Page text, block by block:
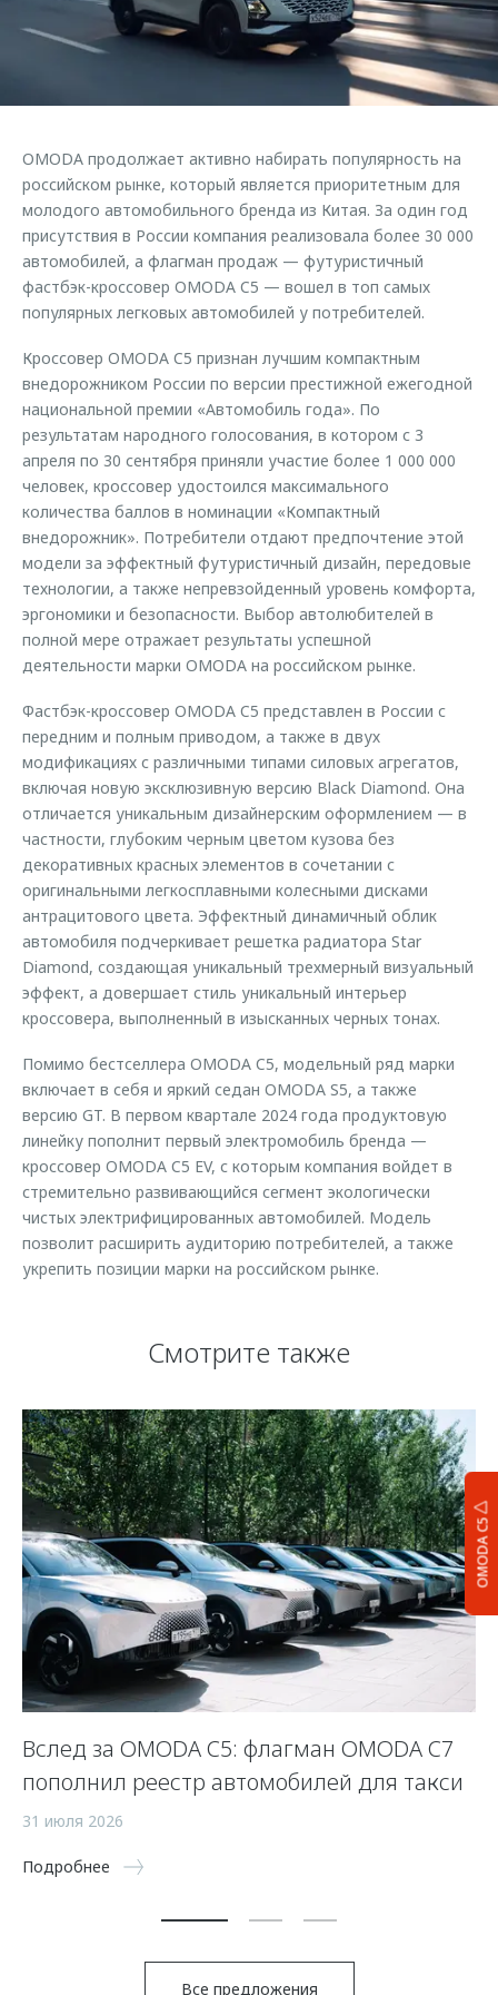
Страхование
Кредитный калькулятор
Оригинальные аксессуары
Запчасти
Трейд-ин
Калькулятор трейд-ин
Руководства по эксплуатации
Клиентская поддержка
Приложение O&J
Аксессуары
Одежда и сувениры
Оригинальные аксессуары
Запчасти
Обратная связь
OMODA C5
OMODA продолжает активно набирать популярность на
российском рынке, который является приоритетным для
молодого автомобильного бренда из Китая. За один год
присутствия в России компания реализовала более 30 000
автомобилей, а флагман продаж — футуристичный
фастбэк-кроссовер OMODA C5 — вошел в топ самых
популярных легковых автомобилей у потребителей.
Кроссовер OMODA C5 признан лучшим компактным
внедорожником России по версии престижной ежегодной
национальной премии «Автомобиль года». По
результатам народного голосования, в котором с 3
апреля по 30 сентября приняли участие более 1 000 000
человек, кроссовер удостоился максимального
количества баллов в номинации «Компактный
внедорожник». Потребители отдают предпочтение этой
модели за эффектный футуристичный дизайн, передовые
технологии, а также непревзойденный уровень комфорта,
эргономики и безопасности. Выбор автолюбителей в
полной мере отражает результаты успешной
деятельности марки OMODA на российском рынке.
Фастбэк-кроссовер OMODA C5 представлен в России с
передним и полным приводом, а также в двух
модификациях с различными типами силовых агрегатов,
включая новую эксклюзивную версию Black Diamond. Она
отличается уникальным дизайнерским оформлением — в
частности, глубоким черным цветом кузова без
декоративных красных элементов в сочетании с
оригинальными легкосплавными колесными дисками
антрацитового цвета. Эффектный динамичный облик
автомобиля подчеркивает решетка радиатора Star
Diamond, создающая уникальный трехмерный визуальный
эффект, а довершает стиль уникальный интерьер
кроссовера, выполненный в изысканных черных тонах.
Помимо бестселлера OMODA C5, модельный ряд марки
включает в себя и яркий седан OMODA S5, а также
версию GT. В первом квартале 2024 года продуктовую
линейку пополнит первый электромобиль бренда —
кроссовер OMODA C5 EV, с которым компания войдет в
стремительно развивающийся сегмент экологически
чистых электрифицированных автомобилей. Модель
позволит расширить аудиторию потребителей, а также
укрепить позиции марки на российском рынке.
Смотрите также
Вслед за OMODA C5: флагман OMODA C7
пополнил реестр автомобилей для такси
31 июля 2026
Подробнее
Все предложения